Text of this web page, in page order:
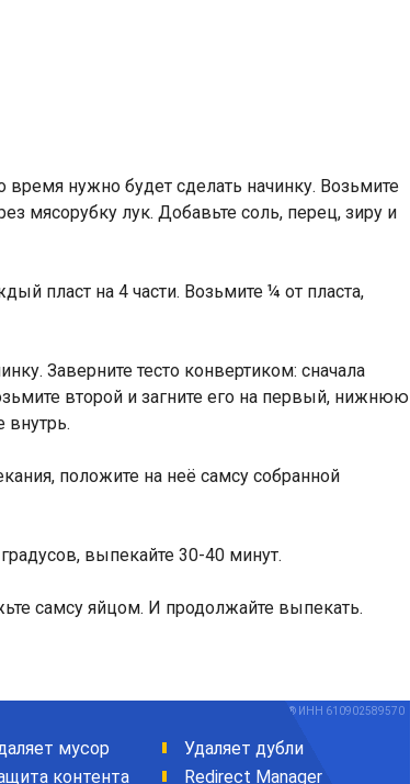
время нужно будет сделать начинку. Возьмите
мясорубку лук. Добавьте соль, перец, зиру и
пласт на 4 части. Возьмите ¼ от пласта,
Заверните тесто конвертиком: сначала
второй и загните его на первый, нижнюю
внутрь.
положите на неё самсу собранной
выпекайте 30-40 минут.
самсу яйцом. И продолжайте выпекать.